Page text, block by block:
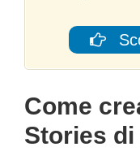
Come
Stories